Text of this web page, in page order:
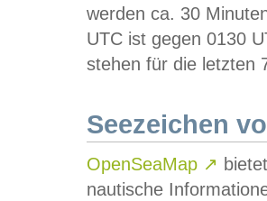
werden ca. 30
UTC ist gegen 0130
stehen für die letzten
Seezeichen
OpenSeaMap ↗
nautische